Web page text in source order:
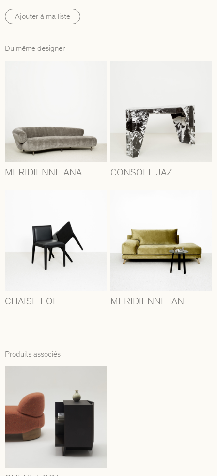
Ajouter à ma liste
Du même designer
MERIDIENNE ANA CONSOLE JAZ
CHAISE EOL MERIDIENNE IAN
Produits associés